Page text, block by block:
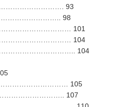
93
98
101
104
104
105
107